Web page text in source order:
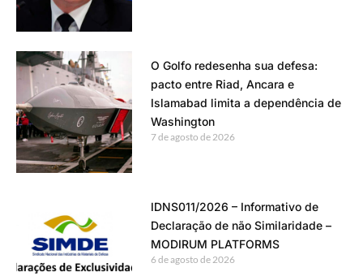
O Golfo redesenha sua defesa:
pacto entre Riad, Ancara e
Islamabad limita a dependência de
Washington
7 de agosto de 2026
IDNS011/2026 – Informativo de
Declaração de não Similaridade –
MODIRUM PLATFORMS
6 de agosto de 2026